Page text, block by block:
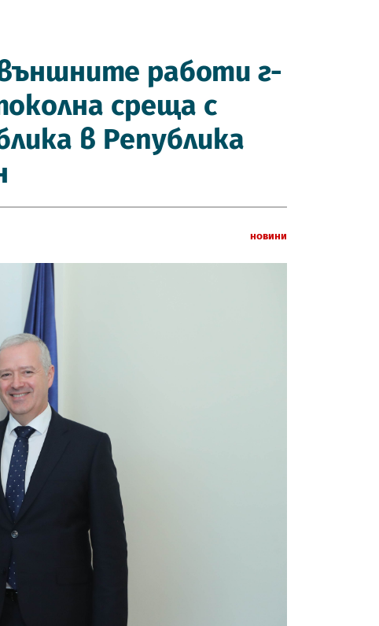
работи г-
среща с
в Република
Новини